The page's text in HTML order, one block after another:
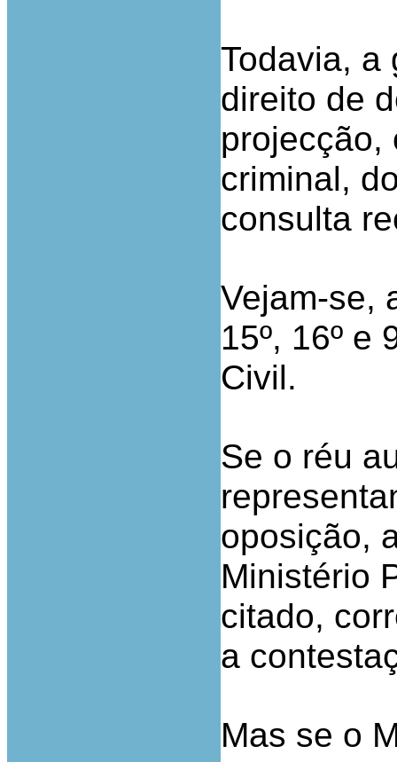
Todavia, a
direito de
projecção,
criminal,
consulta
Vejam-se,
15º, 16º e
Civil.
Se o réu
oposição,
Ministério
citado,
a
Mas se o